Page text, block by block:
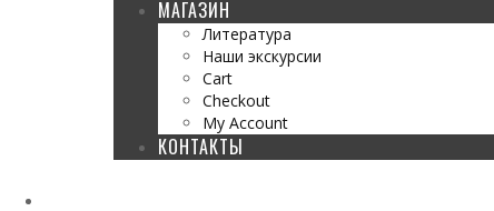
МАГАЗИН
Литература
Наши экскурсии
Cart
Checkout
My Account
КОНТАКТЫ